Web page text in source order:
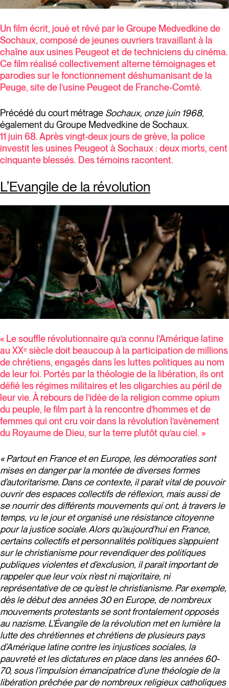
Un film écrit, joué et rêvé par le Groupe Medvedkine de
Sochaux, composé de jeunes ouvriers travaillant à la
chaîne aux usines Peugeot et de techniciens du cinéma.
Ce film réalisé collectivement alterne témoignages et
parodies sur le fonctionnement déshumanisant de la
Peuge, site de l’usine Peugeot de Franche-Comté.
Précédé du court métrage Sochaux, onze juin 1968,
également du Groupe Medvedkine de Sochaux.
11 juin 68. Après vingt-deux jours de grève, la police
investit les usines Peugeot à Sochaux : deux morts, cent
cinquante blessés. Des témoins racontent.
L’Evangile de la révolution
« Le souffle révolutionnaire qu’a connu l’Amérique latine
au XXᵉ siècle doit beaucoup à la participation de millions
de chrétiens, engagés dans les luttes politiques au nom
de leur foi. Portés par la théologie de la libération, ils ont
défié les régimes militaires et les oligarchies au péril de
leur vie. À rebours de l’idée de la religion comme opium
du peuple, le film part à la rencontre d’hommes et de
femmes qui ont cru voir dans la révolution l’avènement
du Royaume de Dieu, sur la terre plutôt qu’au ciel. »
« Partout en France et en Europe, les démocraties sont
mises en danger par la montée de diverses formes
d’autoritarisme. Dans ce contexte, il parait vital de pouvoir
ouvrir des espaces collectifs de réflexion, mais aussi de
se nourrir des différents mouvements qui ont, à travers le
temps, vu le jour et organisé une résistance citoyenne
pour la justice sociale. Alors qu’aujourd’hui en France,
certains collectifs et personnalités politiques s’appuient
sur le christianisme pour revendiquer des politiques
publiques violentes et d’exclusion, il parait important de
rappeler que leur voix n’est ni majoritaire, ni
représentative de ce qu’est le christianisme. Par exemple,
dès le début des années 30 en Europe, de nombreux
mouvements protestants se sont frontalement opposés
au nazisme. L’Évangile de la révolution met en lumière la
lutte des chrétiennes et chrétiens de plusieurs pays
d’Amérique latine contre les injustices sociales, la
pauvreté et les dictatures en place dans les années 60-
70, sous l’impulsion émancipatrice d’une théologie de la
libération prêchée par de nombreux religieux catholiques